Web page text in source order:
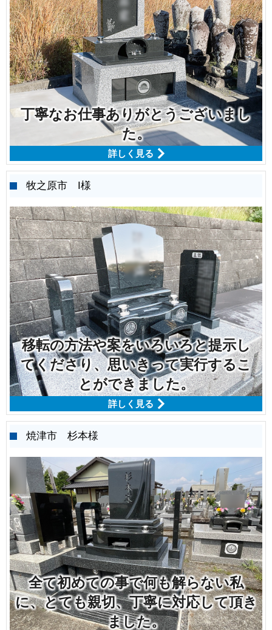
丁寧なお仕事ありがとうございまし
た。
詳しく見る
牧之原市 I様
移転の方法や案をいろいろと提示し
てくださり、思いきって実行するこ
とができました。
詳しく見る
焼津市 杉本様
全て初めての事で何も解らない私
に、とても親切、丁寧に対応して頂き
ました。